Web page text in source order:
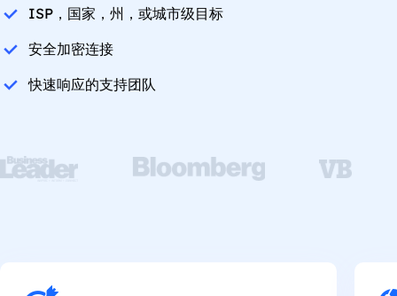
ISP，国家，州，或城市级目标
安全加密连接
快速响应的支持团队